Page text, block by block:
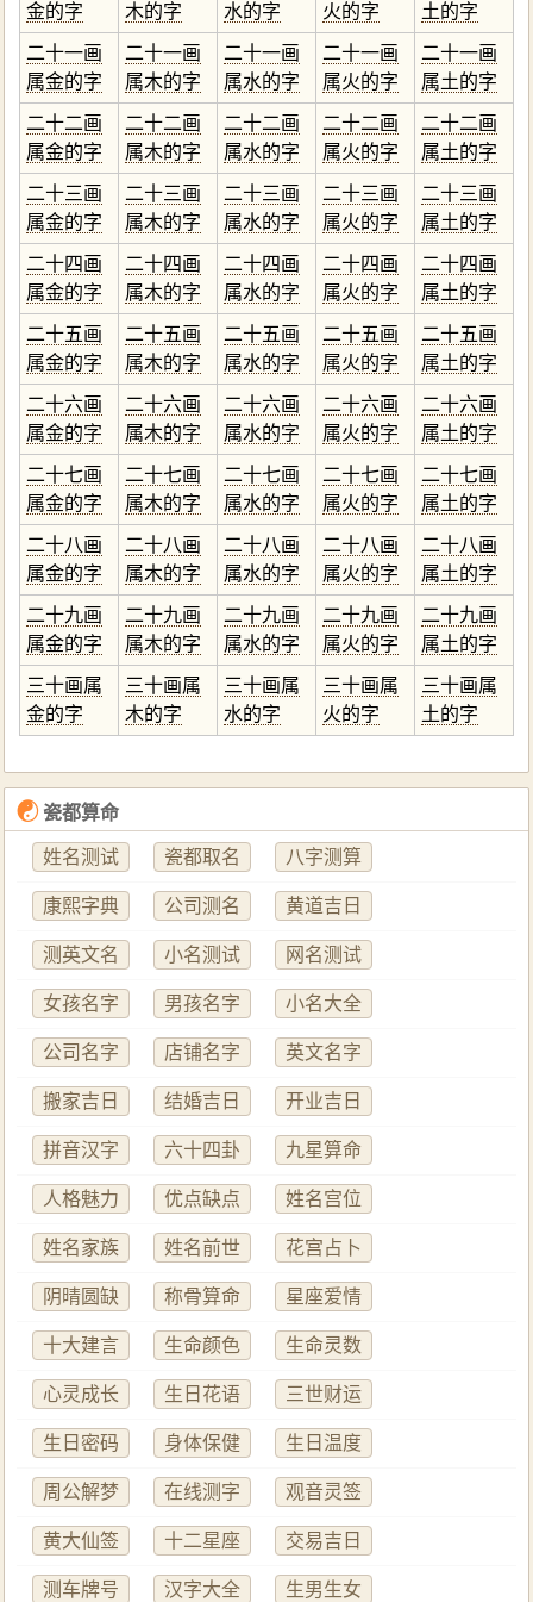
金的字
木的字
水的字
火的字
土的字
二十一画
属金的字
二十一画
属木的字
二十一画
属水的字
二十一画
属火的字
二十一画
属土的字
二十二画
属金的字
二十二画
属木的字
二十二画
属水的字
二十二画
属火的字
二十二画
属土的字
二十三画
属金的字
二十三画
属木的字
二十三画
属水的字
二十三画
属火的字
二十三画
属土的字
二十四画
属金的字
二十四画
属木的字
二十四画
属水的字
二十四画
属火的字
二十四画
属土的字
二十五画
属金的字
二十五画
属木的字
二十五画
属水的字
二十五画
属火的字
二十五画
属土的字
二十六画
属金的字
二十六画
属木的字
二十六画
属水的字
二十六画
属火的字
二十六画
属土的字
二十七画
属金的字
二十七画
属木的字
二十七画
属水的字
二十七画
属火的字
二十七画
属土的字
二十八画
属金的字
二十八画
属木的字
二十八画
属水的字
二十八画
属火的字
二十八画
属土的字
二十九画
属金的字
二十九画
属木的字
二十九画
属水的字
二十九画
属火的字
二十九画
属土的字
三十画属
金的字
三十画属
木的字
三十画属
水的字
三十画属
火的字
三十画属
土的字
☯瓷都算命
姓名测试 瓷都取名 八字测算
康熙字典 公司测名 黄道吉日
测英文名 小名测试 网名测试
女孩名字 男孩名字 小名大全
公司名字 店铺名字 英文名字
搬家吉日 结婚吉日 开业吉日
拼音汉字 六十四卦 九星算命
人格魅力 优点缺点 姓名宫位
姓名家族 姓名前世 花宫占卜
阴晴圆缺 称骨算命 星座爱情
十大建言 生命颜色 生命灵数
心灵成长 生日花语 三世财运
生日密码 身体保健 生日温度
周公解梦 在线测字 观音灵签
黄大仙签 十二星座 交易吉日
测车牌号 汉字大全 生男生女